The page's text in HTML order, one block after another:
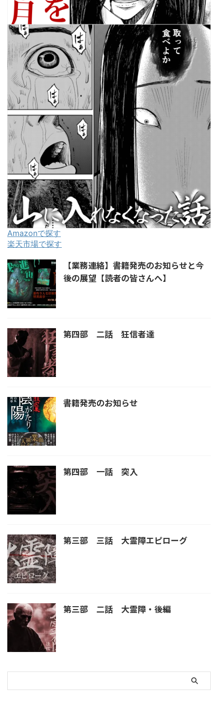
Amazonで探す
楽天市場で探す
【業務連絡】書籍発売のお知らせと今
後の展望【読者の皆さんへ】
第四部 二話 狂信者達
書籍発売のお知らせ
第四部 一話 突入
第三部 三話 大霊障エピローグ
第三部 二話 大霊障・後編